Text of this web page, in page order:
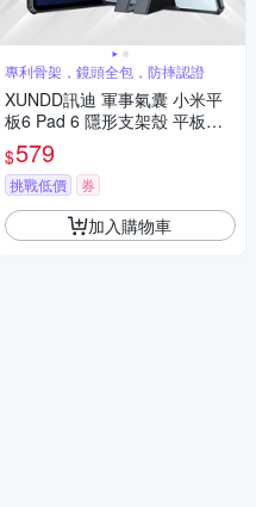
專利骨架，鏡頭全包，防摔認證
XUNDD訊迪 軍事氣囊 小米平
板6 Pad 6 隱形支架殼 平板防
摔保護套(極簡黑)
$579
挑戰低價 券
加入購物車